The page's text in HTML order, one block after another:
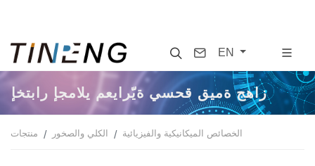
SearchContact
EN
إختبار إجمالي معياريّة يسحق قيمة جهاز
منتجات الكلي والصخور الخصائص الميكانيكية والفيزيائية